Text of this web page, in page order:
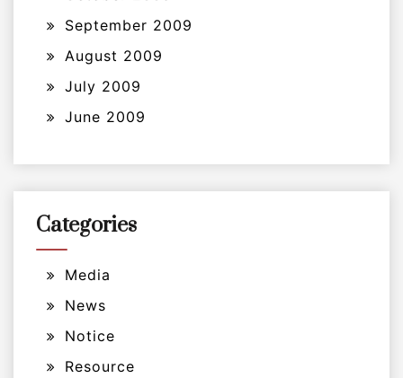
September 2009
August 2009
July 2009
June 2009
Categories
Media
News
Notice
Resource